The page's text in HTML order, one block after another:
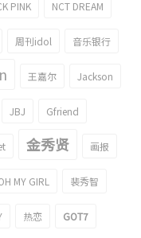
PINK NCT DREAM
周刊idol 音乐银行
王嘉尔 Jackson
JBJ Gfriend
金秀贤 画报
MY GIRL 裴秀智
热恋 GOT7